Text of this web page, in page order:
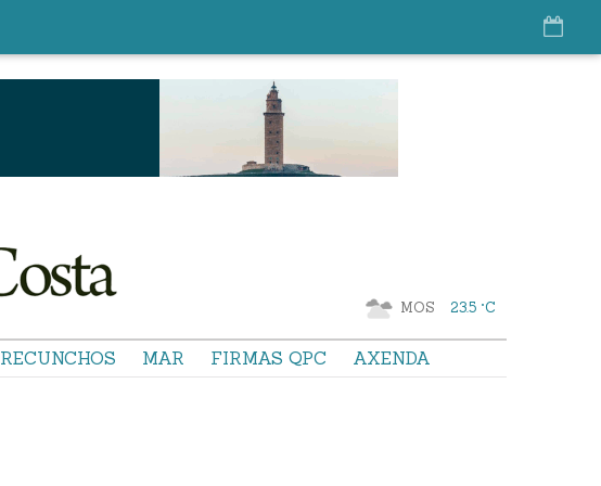
MOS 23.5 °C
RECUNCHOS MAR FIRMAS QPC AXENDA